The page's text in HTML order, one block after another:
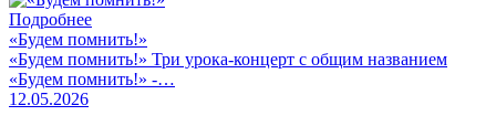
Подробнее
«Будем помнить!»
«Будем помнить!» Три урока-концерт с общим названием
«Будем помнить!» -…
12.05.2026